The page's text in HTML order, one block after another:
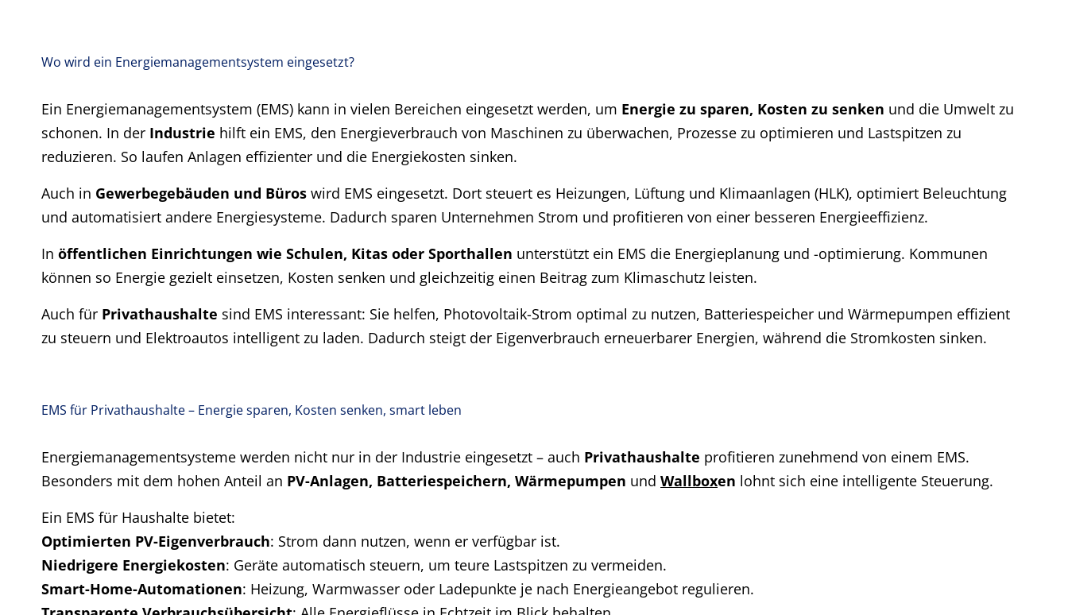
Wo wird ein Energiemanagementsystem eingesetzt?
Ein Energiemanagementsystem (EMS) kann in vielen Bereichen eingesetzt werden, um Energie zu sparen, Kosten zu senken und die Umwelt zu
schonen. In der Industrie hilft ein EMS, den Energieverbrauch von Maschinen zu überwachen, Prozesse zu optimieren und Lastspitzen zu
reduzieren. So laufen Anlagen effizienter und die Energiekosten sinken.
Auch in Gewerbegebäuden und Büros wird EMS eingesetzt. Dort steuert es Heizungen, Lüftung und Klimaanlagen (HLK), optimiert Beleuchtung
und automatisiert andere Energiesysteme. Dadurch sparen Unternehmen Strom und profitieren von einer besseren Energieeffizienz.
Inöffentlichen Einrichtungen wie Schulen, Kitas oder Sporthallen unterstützt ein EMS die Energieplanung und -optimierung. Kommunen
können so Energie gezielt einsetzen, Kosten senken und gleichzeitig einen Beitrag zum Klimaschutz leisten.
Auch für Privathaushalte sind EMS interessant: Sie helfen, Photovoltaik-Strom optimal zu nutzen, Batteriespeicher und Wärmepumpen effizient
zu steuern und Elektroautos intelligent zu laden. Dadurch steigt der Eigenverbrauch erneuerbarer Energien, während die Stromkosten sinken.
EMS für Privathaushalte – Energie sparen, Kosten senken, smart leben
Energiemanagementsysteme werden nicht nur in der Industrie eingesetzt – auch Privathaushalte profitieren zunehmend von einem EMS.
Besonders mit dem hohen Anteil an PV-Anlagen, Batteriespeichern, Wärmepumpen undWallboxen lohnt sich eine intelligente Steuerung.
Ein EMS für Haushalte bietet:
Optimierten PV-Eigenverbrauch: Strom dann nutzen, wenn er verfügbar ist.
Niedrigere Energiekosten: Geräte automatisch steuern, um teure Lastspitzen zu vermeiden.
Smart-Home-Automationen: Heizung, Warmwasser oder Ladepunkte je nach Energieangebot regulieren.